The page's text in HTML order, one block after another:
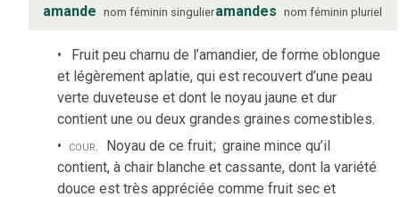
amande nom féminin singulieramandes nom féminin pluriel
Fruit peu charnu de l’amandier, de forme oblongue
et légèrement aplatie, qui est recouvert d’une peau
verte duveteuse et dont le noyau jaune et dur
contient une ou deux grandes graines comestibles.
cour. Noyau de ce fruit; graine mince qu’il
contient, à chair blanche et cassante, dont la variété
douce est très appréciée comme fruit sec et